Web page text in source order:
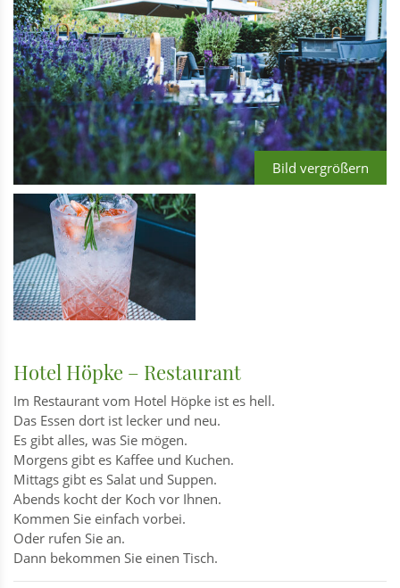
Bild vergrößern
Hotel Höpke – Restaurant
Im Restaurant vom Hotel Höpke ist es hell.
Das Essen dort ist lecker und neu.
Es gibt alles, was Sie mögen.
Morgens gibt es Kaffee und Kuchen.
Mittags gibt es Salat und Suppen.
Abends kocht der Koch vor Ihnen.
Kommen Sie einfach vorbei.
Oder rufen Sie an.
Dann bekommen Sie einen Tisch.